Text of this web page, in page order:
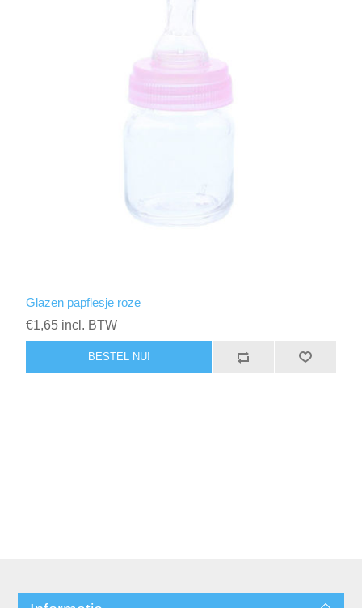
Glazen papflesje roze
€1,65 incl. BTW